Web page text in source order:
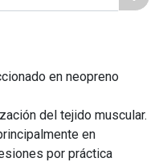
en neopreno
del tejido muscular.
en
por práctica